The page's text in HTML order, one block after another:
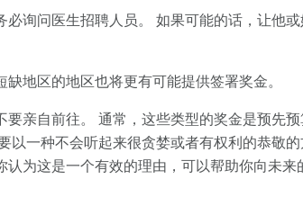
必询问医生招聘人员。 如果可能的话，让他
地区的地区也将更有可能提供签署奖金。
要亲自前往。 通常，这些类型的奖金是预先
以一种不会听起来很贪婪或者有权利的恭敬
为这是一个有效的理由，可以帮助你向未来